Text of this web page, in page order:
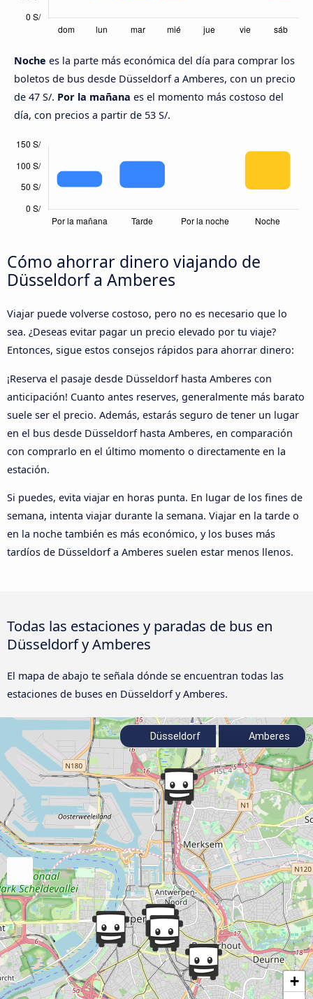
Noche es la parte más económica del día para comprar los
boletos de bus desde Düsseldorf a Amberes, con un precio
de 47 S/. Por la mañana es el momento más costoso del
día, con precios a partir de 53 S/.
Cómo ahorrar dinero viajando de
Düsseldorf a Amberes
Viajar puede volverse costoso, pero no es necesario que lo
sea. ¿Deseas evitar pagar un precio elevado por tu viaje?
Entonces, sigue estos consejos rápidos para ahorrar dinero:
¡Reserva el pasaje desde Düsseldorf hasta Amberes con
anticipación! Cuanto antes reserves, generalmente más barato
suele ser el precio. Además, estarás seguro de tener un lugar
en el bus desde Düsseldorf hasta Amberes, en comparación
con comprarlo en el último momento o directamente en la
estación.
Si puedes, evita viajar en horas punta. En lugar de los fines de
semana, intenta viajar durante la semana. Viajar en la tarde o
en la noche también es más económico, y los buses más
tardíos de Düsseldorf a Amberes suelen estar menos llenos.
Todas las estaciones y paradas de bus en
Düsseldorf y Amberes
El mapa de abajo te señala dónde se encuentran todas las
estaciones de buses en Düsseldorf y Amberes.
+
Düsseldorf Amberes